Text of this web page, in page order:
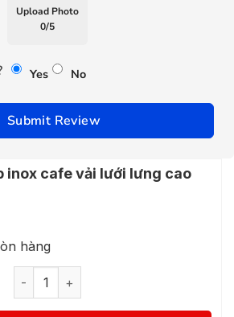
Upload Photo
0/5
Yes No
Submit Review
inox cafe vải lưới lưng cao
hàng
Bộ bàn ghế xếp inox cafe vải lưới